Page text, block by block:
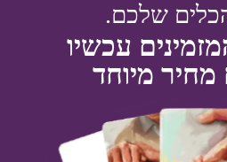
שלכם.
עכשיו
מיוחד